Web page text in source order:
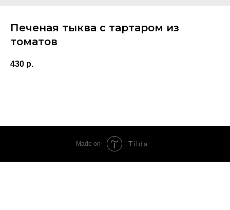
Печеная тыква с тартаром из
томатов
430 р.
Made on Tilda